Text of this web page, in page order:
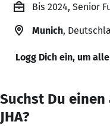
Bis 2024, Senior
Munich,
Logg Dich ein, um
Suchst Du einen
JHA?